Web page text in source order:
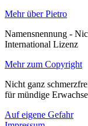
Mehr über Pietro
Namensnennung -
International Lizenz
Mehr zum Copyright
Nicht ganz
für mündige
Auf eigene Gefahr